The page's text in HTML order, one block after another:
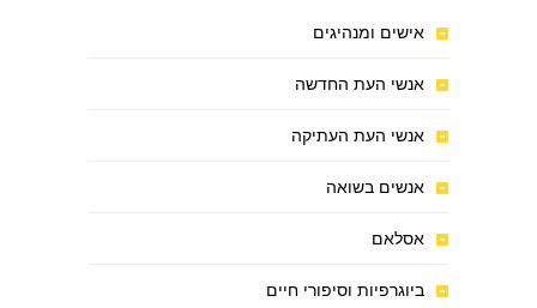
אישים ומנהיגים
אנשי העת החדשה
אנשי העת העתיקה
אנשים בשואה
אסלאם
ביוגרפיות וסיפורי חיים